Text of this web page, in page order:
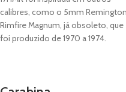
calibres, como o 5mm Remington
Rimfire Magnum, já obsoleto, que
foi produzido de 1970 a 1974.